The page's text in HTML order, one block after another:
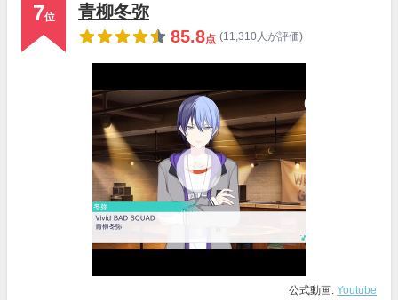
7位
青柳冬弥
85.8点 (11,310人が評価)
公式動画: Youtube